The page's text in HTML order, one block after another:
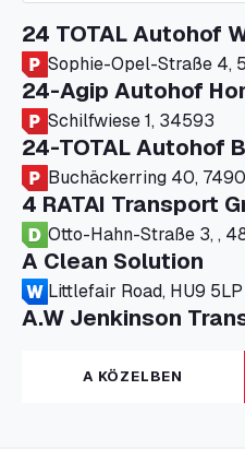
24 TOTAL Autohof
Sophie-Opel-Straße 4,
24-Agip Autohof
Schilfwiese 1, 34593
24-TOTAL Autohof
Buchäckerring 40,
4 RATAI Transport
Otto-
A Clean Solution
Littlefair Road, HU9 5LP
A.W Jenkinson
Progress House,
A+G Nettetal -
Am Panneschopp 7,
A KÖZELBEN